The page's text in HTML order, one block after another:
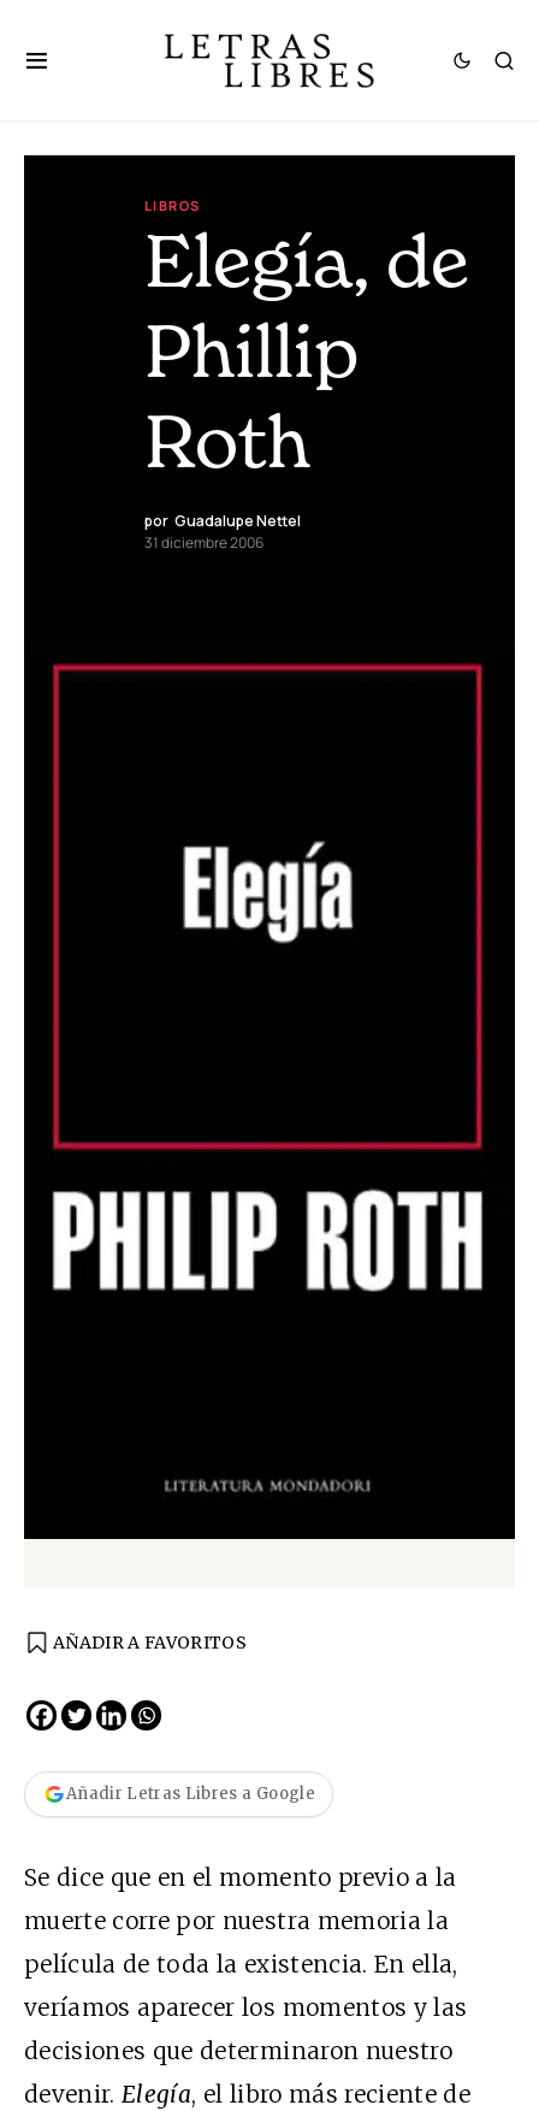
LIBROS
Elegía, de
Phillip
Roth
por Guadalupe Nettel
31 diciembre 2006
AÑADIR A FAVORITOS
Añadir Letras Libres a Google
Se dice que en el momento previo a la
muerte corre por nuestra memoria la
película de toda la existencia. En ella,
veríamos aparecer los momentos y las
decisiones que determinaron nuestro
devenir.Elegía, el libro más reciente de